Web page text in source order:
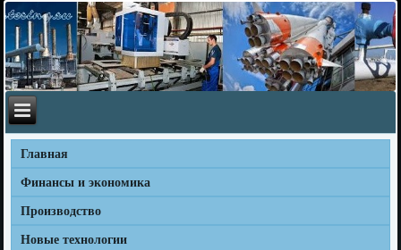
Главная
Финансы и экономика
Производство
Новые технологии